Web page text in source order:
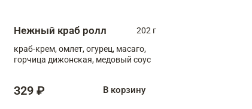
Нежный краб ролл
202 г
краб-крем, омлет, огурец, масаго,
горчица дижонская, медовый соус
329 ₽ В корзину